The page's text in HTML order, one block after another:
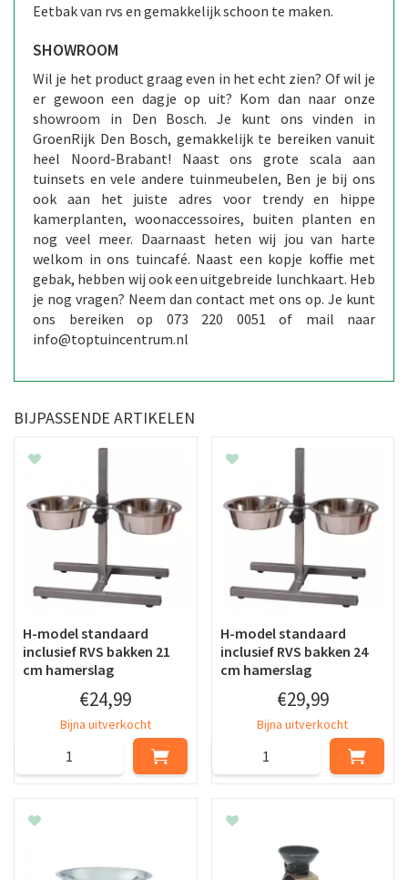
Eetbak van rvs en gemakkelijk schoon te maken.
SHOWROOM
Wil je het product graag even in het echt zien? Of wil je
er gewoon een dagje op uit? Kom dan naar onze
showroom in Den Bosch. Je kunt ons vinden in
GroenRijk Den Bosch, gemakkelijk te bereiken vanuit
heel Noord-Brabant! Naast ons grote scala aan
tuinsets en vele andere tuinmeubelen, Ben je bij ons
ook aan het juiste adres voor trendy en hippe
kamerplanten, woonaccessoires, buiten planten en
nog veel meer. Daarnaast heten wij jou van harte
welkom in ons tuincafé. Naast een kopje koffie met
gebak, hebben wij ook een uitgebreide lunchkaart. Heb
je nog vragen? Neem dan contact met ons op. Je kunt
ons bereiken op 073 220 0051 of mail naar
info@toptuincentrum.nl
BIJPASSENDE ARTIKELEN
H-model standaard
inclusief RVS bakken 21
cm hamerslag
€24,99
Bijna uitverkocht
H-model standaard
inclusief RVS bakken 24
cm hamerslag
€29,99
Bijna uitverkocht